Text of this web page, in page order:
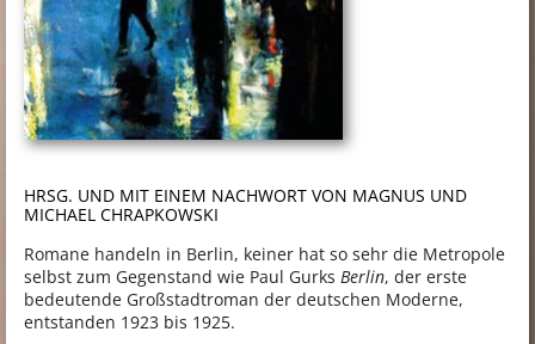
HRSG. UND MIT EINEM NACHWORT VON MAGNUS UND
MICHAEL CHRAPKOWSKI
Romane handeln in Berlin, keiner hat so sehr die Metropole
selbst zum Gegenstand wie Paul Gurks Berlin, der erste
bedeutende Großstadtroman der deutschen Moderne,
entstanden 1923 bis 1925.